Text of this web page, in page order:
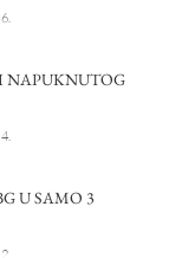
NAPUKNUTOG
U SAMO 3